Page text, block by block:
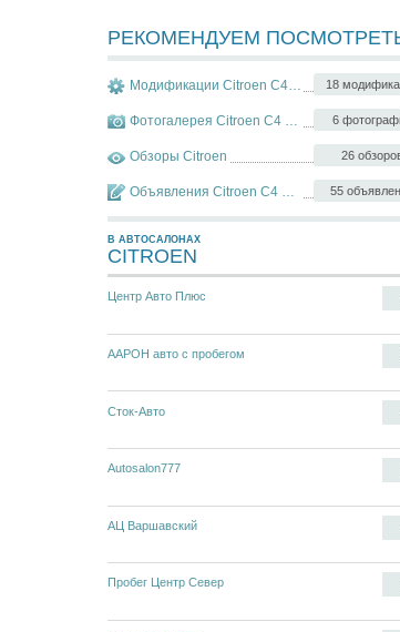
РЕКОМЕНДУЕМ
18
Модификации Citroen C4 Picasso
6
Фотогалерея Citroen C4 Picasso
26
Обзоры Citroen
55
Объявления Citroen C4 Picasso
В АВТОСАЛОНАХ
CITROEN
Центр Авто Плюс
ААРОН авто с пробегом
Сток-Авто
Autosalon777
АЦ Варшавский
Пробег Центр Север